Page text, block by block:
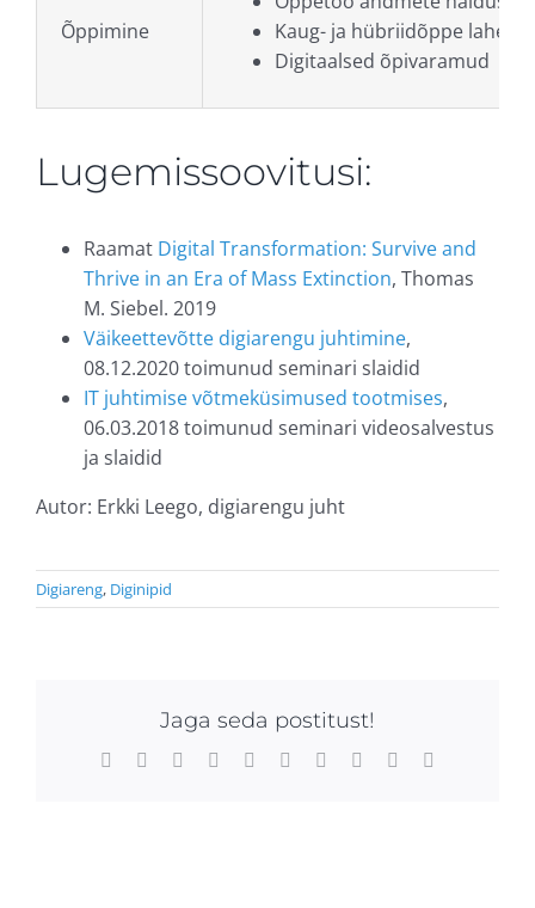
Õppimine
Kaug- ja hübriidõppe
Digitaalsed õpivaramud
Lugemissoovitusi:
Raamat Digital Transformation: Survive and
Thrive in an Era of Mass Extinction, Thomas
M. Siebel. 2019
Väikeettevõtte digiarengu juhtimine,
08.12.2020 toimunud seminari slaidid
IT juhtimise võtmeküsimused tootmises,
06.03.2018 toimunud seminari videosalvestus
ja slaidid
Autor: Erkki Leego, digiarengu juht
Digiareng, Diginipid
Jaga seda postitust!
Facebook Reddit LinkedInWhatsApp
TumblrPinterest Xing